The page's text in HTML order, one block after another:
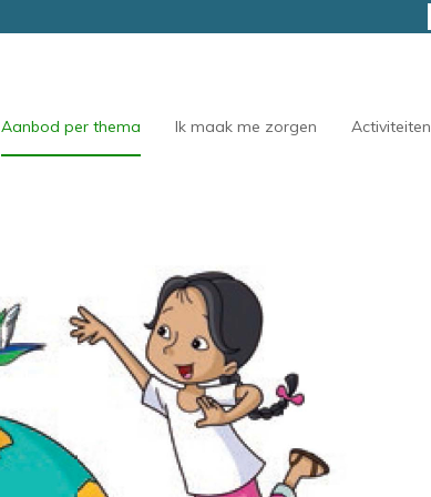
Aanbod per thema Ik maak me zorgen Activiteiten